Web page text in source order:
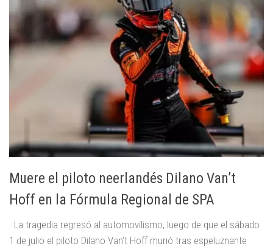
Muere el piloto neerlandés Dilano Van’t
Hoff en la Fórmula Regional de SPA
La tragedia regresó al automovilismo, luego de que el sábado
1 de julio el piloto Dilano Van’t Hoff murió tras espeluznante